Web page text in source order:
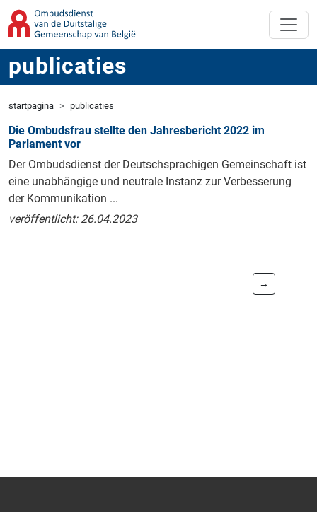
publicaties
startpagina publicaties
Die Ombudsfrau stellte den Jahresbericht 2022 im
Parlament vor
Der Ombudsdienst der Deutschsprachigen Gemeinschaft ist
eine unabhängige und neutrale Instanz zur Verbesserung
der Kommunikation ...
veröffentlicht: 26.04.2023
→